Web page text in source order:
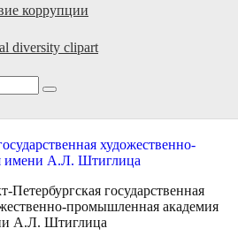
коррупции
Петербургская государственная
промышленная академия
А.Л. Штиглица